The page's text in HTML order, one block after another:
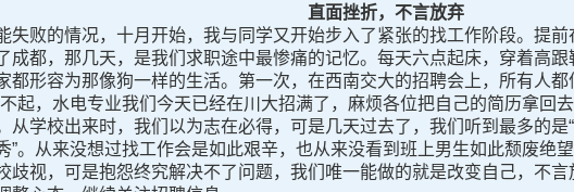
直面挫折，不言放弃
败的情况，十月开始，我与同学又开始步入了紧张的找工作阶段。提前
成都，那几天，是我们求职途中最惨痛的记忆。每天六点起床，穿着高
都形容为那像狗一样的生活。第一次，在西南交大的招聘会上，所有人
起，水电专业我们今天已经在川大招满了，麻烦各位把自己的简历拿回
从学校出来时，我们以为志在必得，可是几天过去了，我们听到最多的是
”。从来没想过找工作会是如此艰辛，也从来没看到班上男生如此颓废绝
歧视，可是抱怨终究解决不了问题，我们唯一能做的就是改变自己，不言